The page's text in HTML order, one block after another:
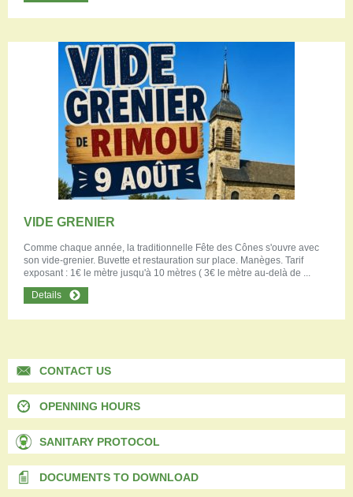
VIDE GRENIER
Comme chaque année, la traditionnelle Fête des Cônes s'ouvre avec
son vide-grenier. Buvette et restauration sur place. Manèges. Tarif
exposant : 1€ le mètre jusqu'à 10 mètres ( 3€ le mètre au-delà de ...
Details
CONTACT US
OPENNING HOURS
SANITARY PROTOCOL
DOCUMENTS TO DOWNLOAD